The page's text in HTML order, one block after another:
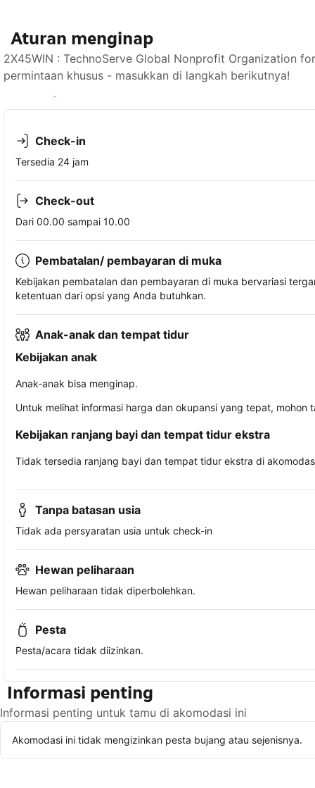
Aturan menginap
2X45WIN : TechnoServe Global Nonprofit Organization
permintaan khusus - masukkan di langkah berikutnya!
Lihat ketersediaan
Check-in
Tersedia 24 jam
Check-out
Dari 00.00 sampai 10.00
Pembatalan/ pembayaran di muka
Kebijakan pembatalan dan pembayaran di muka bervariasi
ketentuan dari opsi yang Anda butuhkan.
Anak-anak dan tempat tidur
Kebijakan anak
Anak-anak bisa menginap.
Untuk melihat informasi harga dan okupansi yang tepat,
Kebijakan ranjang bayi dan tempat tidur ekstra
Tidak tersedia ranjang bayi dan tempat tidur ekstra di
Tanpa batasan usia
Tidak ada persyaratan usia untuk check-in
Hewan peliharaan
Hewan peliharaan tidak diperbolehkan.
Pesta
Pesta/acara tidak diizinkan.
Informasi penting
Informasi penting untuk tamu di akomodasi ini
Akomodasi ini tidak mengizinkan pesta bujang atau sejenisnya.